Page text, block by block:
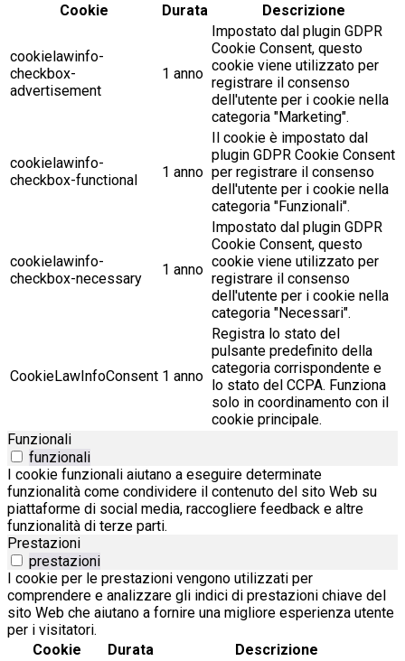
Cookie
Durata Descrizione
cookielawinfo-
checkbox-
advertisement
1 anno
Impostato dal plugin GDPR
Cookie Consent, questo
cookie viene utilizzato per
registrare il consenso
dell'utente per i cookie nella
categoria "Marketing".
cookielawinfo-
checkbox-functional
1 anno
Il cookie è impostato dal
plugin GDPR Cookie Consent
per registrare il consenso
dell'utente per i cookie nella
categoria "Funzionali".
cookielawinfo-
checkbox-necessary
1 anno
Impostato dal plugin GDPR
Cookie Consent, questo
cookie viene utilizzato per
registrare il consenso
dell'utente per i cookie nella
categoria "Necessari".
CookieLawInfoConsent 1 anno
Registra lo stato del
pulsante predefinito della
categoria corrispondente e
lo stato del CCPA. Funziona
solo in coordinamento con il
cookie principale.
Funzionali
funzionali
I cookie funzionali aiutano a eseguire determinate
funzionalità come condividere il contenuto del sito Web su
piattaforme di social media, raccogliere feedback e altre
funzionalità di terze parti.
Prestazioni
prestazioni
I cookie per le prestazioni vengono utilizzati per
comprendere e analizzare gli indici di prestazioni chiave del
sito Web che aiutano a fornire una migliore esperienza utente
per i visitatori.
Cookie
Durata Descrizione